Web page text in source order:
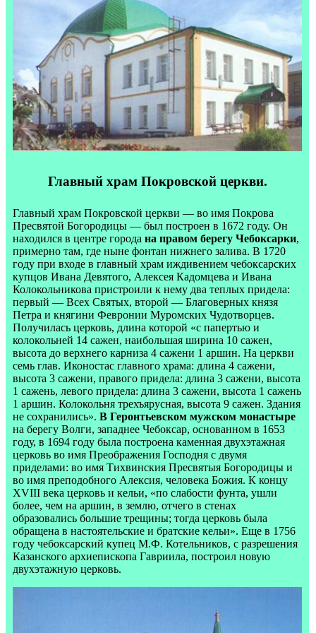
Главный храм Покровской церкви.
Главный храм Покровской церкви — во имя Покрова
Пресвятой Богородицы — был построен в 1672 году. Он
находился в центре города на правом берегу Чебоксарки,
примерно там, где ныне фонтан нижнего залива. В 1720
году при входе в главный храм иждивением чебоксарских
купцов Ивана Девятого, Алексея Кадомцева и Ивана
Колокольникова пристроили к нему два теплых придела:
первый — Всех Святых, второй — Благоверных князя
Петра и княгини Февронии Муромских Чудотворцев.
Получилась церковь, длина которой «с папертью и
колокольней 14 сажен, наибольшая ширина 10 сажен,
высота до верхнего карниза 4 сажени 1 аршин. На церкви
семь глав. Иконостас главного храма: длина 4 сажени,
высота 3 сажени, правого придела: длина 3 сажени, высота
1 сажень, левого придела: длина 3 сажени, высота 1 сажень
1 аршин. Колокольня трехъярусная, высота 9 сажен. Здания
не сохранились». В Геронтьевском мужском монастыре
на берегу Волги, западнее Чебоксар, основанном в 1653
году, в 1694 году была построена каменная двухэтажная
церковь во имя Преображения Господня с двумя
приделами: во имя Тихвинския Пресвятыя Богородицы и
во имя преподобного Алексия, человека Божия. К концу
XVIII века церковь и кельи, «по слабости фунта, ушли
более, чем на аршин, в землю, отчего в стенах
образовались большие трещины; тогда церковь была
обращена в настоятельские и братские кельи». Еще в 1756
году чебоксарский купец М.Ф. Котельников, с разрешения
Казанского архиепископа Гавриила, построил новую
двухэтажную церковь.